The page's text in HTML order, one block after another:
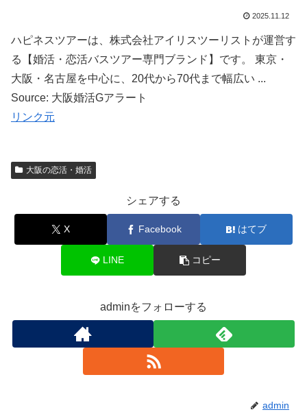
2025.11.12
ハピネスツアーは、株式会社アイリスツーリストが運営す
る【婚活・恋活バスツアー専門ブランド】です。 東京・
大阪・名古屋を中心に、20代から70代まで幅広い ...
Source: 大阪婚活Gアラート
リンク元
大阪の恋活・婚活
シェアする
X Facebook はてブ
LINE コピー
adminをフォローする
admin